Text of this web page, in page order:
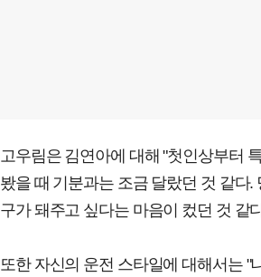
고우림은 김연아에 대해 "첫인상부터
봤을 때 기분과는 조금 달랐던 것 같다
구가 돼주고 싶다는 마음이 컸던 것 같
또한 자신의 운전 스타일에 대해서는 "